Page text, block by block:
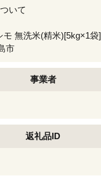
いて
モ 無洗米(精米)[5kg×1袋]
市
事業者
返礼品ID